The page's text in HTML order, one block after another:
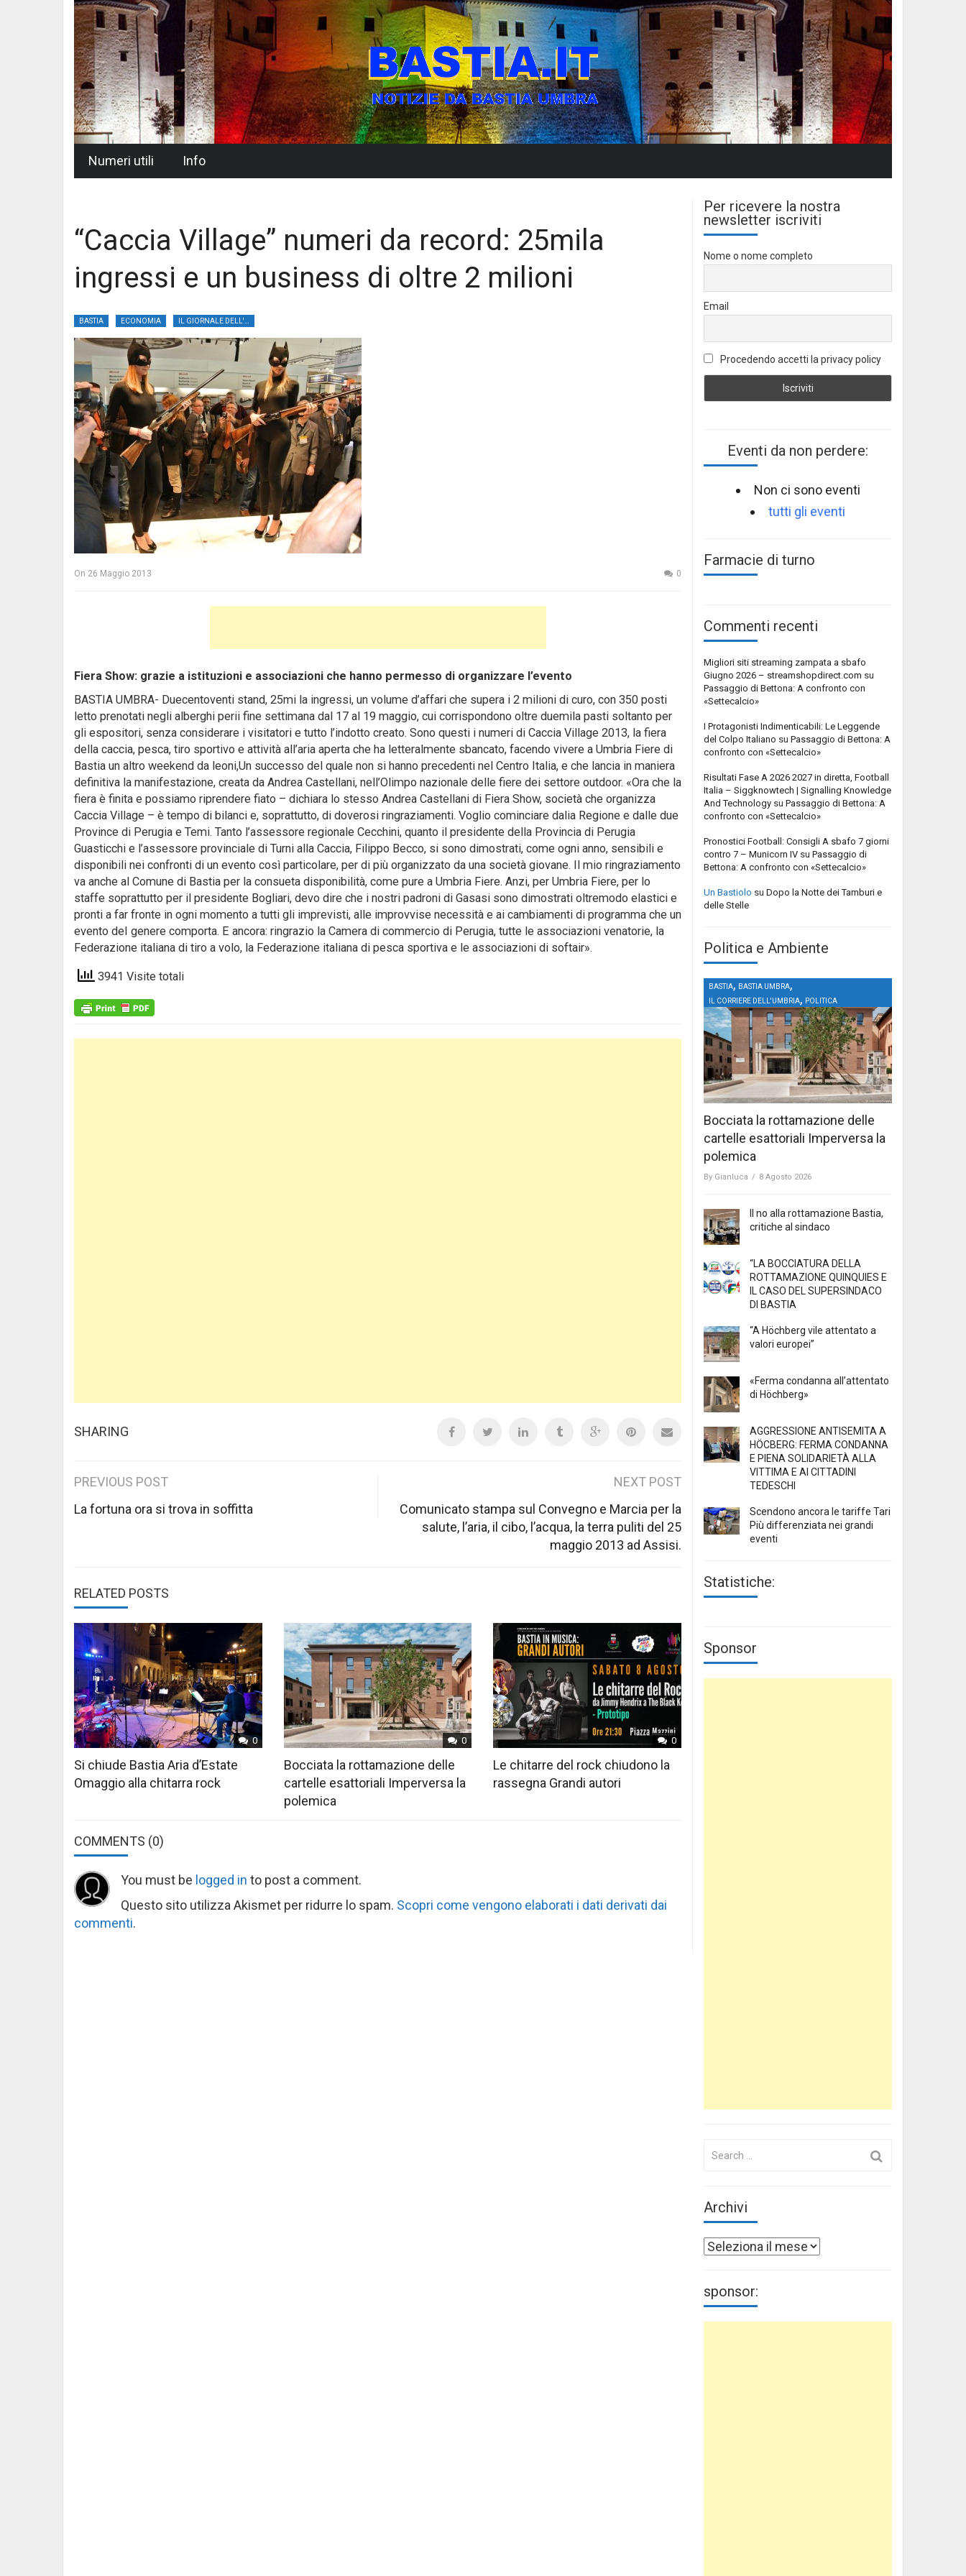
Numeri utili Info
“Caccia Village” numeri da record: 25mila
ingressi e un business di oltre 2 milioni
BASTIA ECONOMIA
On 26 Maggio 2013 0
Fiera Show: grazie a istituzioni e associazioni che hanno permesso di organizzare l’evento
BASTIA UMBRA- Duecentoventi stand, 25mi la ingressi, un volume d’affari che supera i 2 milioni di curo, con 350 posti
letto prenotati negli alberghi perii fine settimana dal 17 al 19 maggio, cui corrispondono oltre duemila pasti soltanto per
gli espositori, senza considerare i visitatori e tutto l’indotto creato. Sono questi i numeri di Caccia Village 2013, la fiera
della caccia, pesca, tiro sportivo e attività all’aria aperta che ha letteralmente sbancato, facendo vivere a Umbria Fiere di
Bastia un altro weekend da leoni,Un successo del quale non si hanno precedenti nel Centro Italia, e che lancia in maniera
definitiva la manifestazione, creata da Andrea Castellani, nell’Olimpo nazionale delle fiere dei settore outdoor. «Ora che la
fiera è finita e possiamo riprendere fiato – dichiara lo stesso Andrea Castellani di Fiera Show, società che organizza
Caccia Village – è tempo di bilanci e, soprattutto, di doverosi ringraziamenti. Voglio cominciare dalia Regione e dalle due
Province di Perugia e Temi. Tanto l’assessore regionale Cecchini, quanto il presidente della Provincia di Perugia
Guasticchi e l’assessore provinciale di Turni alla Caccia, Filippo Becco, si sono dimostrati, come ogni anno, sensibili e
disponibili nei confronti di un evento così particolare, per di più organizzato da una società giovane. Il mio ringraziamento
va anche al Comune di Bastia per la consueta disponibilità, come pure a Umbria Fiere. Anzi, per Umbria Fiere, per lo
staffe soprattutto per il presidente Bogliari, devo dire che i nostri padroni di Gasasi sono dimostrati oltremodo elastici e
pronti a far fronte in ogni momento a tutti gli imprevisti, alle improvvise necessità e ai cambiamenti di programma che un
evento deI genere comporta. E ancora: ringrazio la Camera di commercio di Perugia, tutte le associazioni venatorie, la
Federazione italiana di tiro a volo, la Federazione italiana di pesca sportiva e le associazioni di softair».
3941 Visite totali
SHARING
Post
navigation
PREVIOUS POST
La fortuna ora si trova in soffitta
NEXT POST
Comunicato stampa sul Convegno e Marcia per la
salute, l’aria, il cibo, l’acqua, la terra puliti del 25
maggio 2013 ad Assisi.
RELATED POSTS
0
Si chiude Bastia Aria d’Estate
Omaggio alla chitarra rock
0
Bocciata la rottamazione delle
cartelle esattoriali Imperversa la
polemica
0
Le chitarre del rock chiudono la
rassegna Grandi autori
COMMENTS (0)
You must be logged in to post a comment.
Questo sito utilizza Akismet per ridurre lo spam. Scopri come vengono elaborati i dati derivati dai
commenti.
Per ricevere la nostra
newsletter iscriviti
Nome o nome completo
Email
Procedendo accetti la privacy policy
Eventi da non perdere:
Non ci sono eventi
tutti gli eventi
Farmacie di turno
Commenti recenti
Migliori siti streaming zampata a sbafo
Giugno 2026 – streamshopdirect.com su
Passaggio di Bettona: A confronto con
«Settecalcio»
I Protagonisti Indimenticabili: Le Leggende
del Colpo Italiano su Passaggio di Bettona: A
confronto con «Settecalcio»
Risultati Fase A 2026 2027 in diretta, Football
Italia – Siggknowtech | Signalling Knowledge
And Technology su Passaggio di Bettona: A
confronto con «Settecalcio»
Pronostici Football: Consigli A sbafo 7 giorni
contro 7 – Municorn IV su Passaggio di
Bettona: A confronto con «Settecalcio»
Un Bastiolo su Dopo la Notte dei Tamburi e
delle Stelle
Politica e Ambiente
BASTIA, BASTIA UMBRA,
IL CORRIERE DELL'UMBRIA, POLITICA
Bocciata la rottamazione delle
cartelle esattoriali Imperversa la
polemica
By Gianluca / 8 Agosto 2026
Il no alla rottamazione Bastia,
critiche al sindaco
“LA BOCCIATURA DELLA
ROTTAMAZIONE QUINQUIES E
IL CASO DEL SUPERSINDACO
DI BASTIA
“A Höchberg vile attentato a
valori europei”
«Ferma condanna all’attentato
di Höchberg»
AGGRESSIONE ANTISEMITA A
HÖCBERG: FERMA CONDANNA
E PIENA SOLIDARIETÀ ALLA
VITTIMA E AI CITTADINI
TEDESCHI
Scendono ancora le tariffe Tari
Più differenziata nei grandi
eventi
Statistiche:
Sponsor
Archivi
Archivi
sponsor: